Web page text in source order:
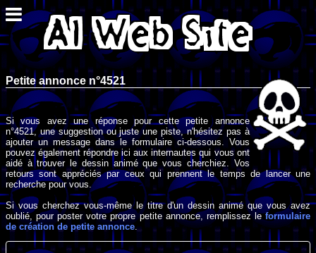
Petite annonce n°4521
Si vous avez une réponse pour cette petite annonce
n°4521, une suggestion ou juste une piste, n'hésitez pas à
ajouter un message dans le formulaire ci-dessous. Vous
pouvez également répondre ici aux internautes qui vous ont
aidé à trouver le dessin animé que vous cherchiez. Vos
retours sont appréciés par ceux qui prennent le temps de lancer une
recherche pour vous.
Si vous cherchez vous-même le titre d'un dessin animé que vous avez
oublié, pour poster votre propre petite annonce, remplissez leformulaire
de création de petite annonce .